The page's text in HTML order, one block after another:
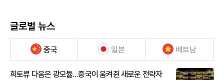
글로벌 뉴스
중국 일본 베트남
희토류 다음은 광모듈…중국이 움켜쥔 새로운 전략자